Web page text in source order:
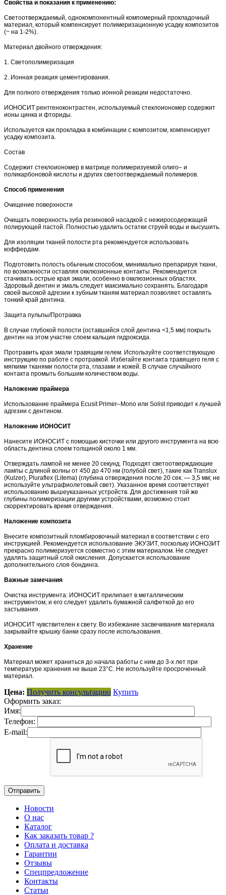
Свойства и показания к применению:
Светоотверждаемый, однокомпонентный компомерный прокладочный
материал, который компенсирует полимеризационную усадку композитов
(~ на 1-2%).
Материал двойного отверждения:
1. Светополимеризация
2. Ионная реакция цементирования.
Для полного отверждения только ионной реакции недостаточно.
ИОНОCИТ рентгеноконтрастен, используемый стеклоиономер содержит
ионы цинка и фториды.
Используется как прокладка в комбинации с композитом, компенсирует
усадку композита.
Состав
Содержит стеклоиономер в матрице полимеризуемой олиго– и
поликарбоновой кислоты и других светоотверждаемый полимеров.
Способ применения
Очищение поверхности
Очищать поверхность зуба резиновой насадкой с нежиросодержащей
полирующей пастой. Полностью удалить остатки струей воды и высушить.
Для изоляции тканей полости рта рекомендуется использовать
коффердам.
Подготовить полость обычным способом, минимально препарируя ткани,
по возможности оставляя окклюзионные контакты. Рекомендуется
стачивать острые края эмали, особенно в окклюзионных областях.
Здоровый дентин и эмаль следует максимально сохранять. Благодаря
своей высокой адгезии к зубным тканям материал позволяет оставлять
тонкий край дентина.
Защита пульпы/Протравка
В случае глубокой полости (оставшийся слой дентина <1,5 мм) покрыть
дентин на этом участке слоем кальция гидроксида.
Протравить края эмали травящим гелем. Используйте соответствующую
инструкцию по работе с протравкой. Избегайте контакта травящего геля с
мягкими тканями полости рта, глазами и кожей. В случае случайного
контакта промыть большим количеством воды.
Наложение праймера
Использование праймера Ecusit Primer–Mono или Solist приводит к лучшей
адгезии с дентином.
Наложение ИОНОCИТ
Нанесите ИОНОCИТ с помощью кисточки или другого инструмента на всю
область дентина слоем толщиной около 1 мм.
Отверждать лампой не менее 20 секунд. Подходят светоотверждающие
лампы с длиной волны от 450 до 470 нм (голубой свет), такие как Translux
(Kulzer), Pluraflex (Litema) (глубина отверждения после 20 сек. — 3,5 мм; не
используйте ультрафиолетовый свет). Указанное время соответствует
использованию вышеуказанных устройств. Для достижения той же
глубины полимеризации другими устройствами, возможно стоит
скорректировать время отверждения.
Наложение композита
Внесите композитный пломбировочный материал в соответствии с его
инструкцией. Рекомендуется использование ЭКУЗИТ, поскольку ИОНОЗИТ
прекрасно полимеризуется совместно с этим материалом. Не следует
удалять защитный слой окисления. Допускается использование
дополнительного слоя бондинга.
Важные замечания
Очистка инструмента: ИОНОCИТ прилипает в металлическим
инструментом, и его следует удалить бумажной салфеткой до его
застывания.
ИОНОCИТ чувствителен к свету. Во избежание засвечивания материала
закрывайте крышку банки сразу после использования.
Хранение
Материал может храниться до начала работы с ним до 3-х лет при
температуре хранения не выше 23°С. Не используйте просроченный
материал.
Цена: Получить консультацию Купить
Оформить заказ:
Имя:
Телефон:
E-mail:
Новости
О нас
Каталог
Как заказать товар ?
Оплата и доставка
Гарантии
Отзывы
Спецпредложение
Контакты
Статьи